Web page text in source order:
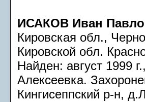
ИСАКОВ Иван
Кировская обл.,
Кировской обл.
Найден: август 1999
Алексеевка.
Кингисеппский р-н,